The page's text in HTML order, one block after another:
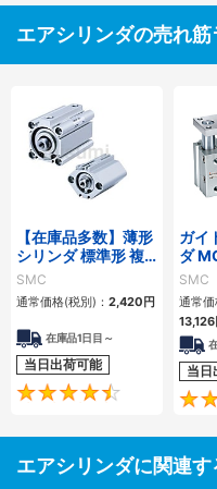
エアシリンダの売れ
【在庫品多数】薄形
シリンダ 標準形 複
動・片ロッド CQ2
シリーズ
SMC
通常価格(税別)： 2,420 円
在庫品1日目～
当日出荷可能
ガイ
ダ
SMC
通常価
13,126
当日
エアシリンダに関連